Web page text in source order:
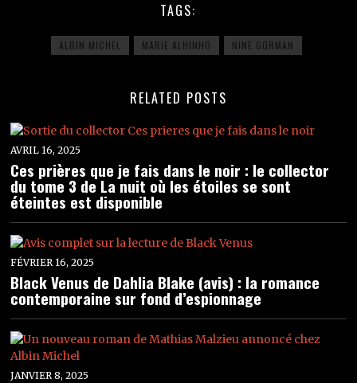
TAGS:
ALBIN MICHEL MARIE ALHINHO NINE GORMAN
RELATED POSTS
AVRIL 16, 2025
Ces prières que je fais dans le noir : le collector
du tome 3 de La nuit où les étoiles se sont
éteintes est disponible
FÉVRIER 16, 2025
Black Venus de Dahlia Blake (avis) : la romance
contemporaine sur fond d’espionnage
JANVIER 8, 2025